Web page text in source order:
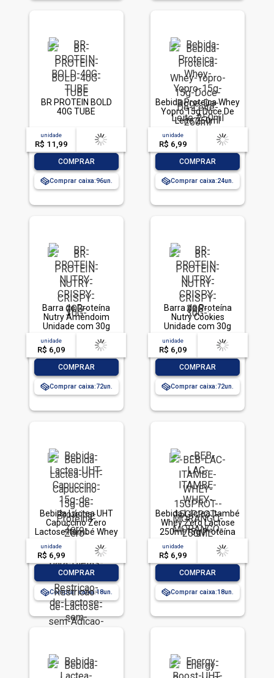
BR PROTEIN BOLD
40G TUBE
unidade
R$ 11,99
acima de
-- --,--un.
COMPRAR
Comprar caixa:96
Bebida Proteica Whey
Yopro 15g Doce De
Leite 250ml
unidade
R$ 6,99
acima de
-- --,--un.
COMPRAR
Comprar caixa:24
Barra de Proteína
Nutry Amendoim
Unidade com 30g
unidade
R$ 6,09
acima de
-- --,--un.
COMPRAR
Comprar caixa:72
Barra de Proteína
Nutry Cookies
Unidade com 30g
unidade
R$ 6,09
acima de
-- --,--un.
COMPRAR
Comprar caixa:72
Bebida Láctea UHT
Capuccino Zero
Lactose Itambé Whey
Caixa 250ml
unidade
R$ 6,99
acima de
-- --,--un.
COMPRAR
Comprar caixa:18
Bebida Láctea Itambé
Whey Zero Lactose
250ml 15g Proteína
Morango
unidade
R$ 6,99
acima de
-- --,--un.
COMPRAR
Comprar caixa:18